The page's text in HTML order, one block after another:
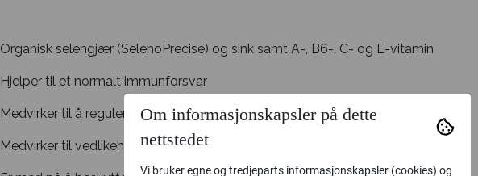
Organisk selengjær (SelenoPrecise) og sink samt A-, B6-, C- og E-vitamin
Hjelper til et normalt immunforsvar
Medvirker til å regulere den hormonelle aktivitet
Medvirker til vedlikehold av hår og negler
Om informasjonskapsler på dette
nettstedet
Vi bruker egne og tredjeparts informasjonskapsler (cookies) og